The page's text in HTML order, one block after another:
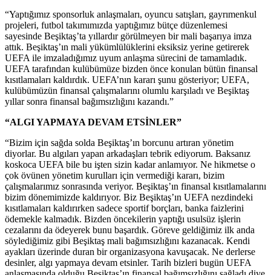
“Yaptığımız sponsorluk anlaşmaları, oyuncu satışları, gayrımenkul
projeleri, futbol takımımızda yaptığımız bütçe düzenlemesi
sayesinde Beşiktaş’ta yıllardır görülmeyen bir mali başarıya imza
attık. Beşiktaş’ın mali yükümlülüklerini eksiksiz yerine getirerek
UEFA ile imzaladığımız uyum anlaşma sürecini de tamamladık.
UEFA tarafından kulübümüze bizden önce konulan bütün finansal
kısıtlamaları kaldırdık. UEFA’nın kararı şunu gösteriyor; UEFA,
kulübümüzün finansal çalışmalarını olumlu karşıladı ve Beşiktaş
yıllar sonra finansal bağımsızlığını kazandı.”
“ALGI YAPMAYA DEVAM ETSİNLER”
“Bizim için sağda solda Beşiktaş’ın borcunu artıran yönetim
diyorlar. Bu algıları yapan arkadaşları tebrik ediyorum. Baksanız
koskoca UEFA bile bu işten sizin kadar anlamıyor. Ne hikmetse o
çok övünen yönetim kurulları için vermediği kararı, bizim
çalışmalarımız sonrasında veriyor. Beşiktaş’ın finansal kısıtlamalarını
bizim dönemimizde kaldırıyor. Biz Beşiktaş’ın UEFA nezdindeki
kısıtlamaları kaldırırken sadece sportif borçları, banka faizlerini
ödemekle kalmadık. Bizden öncekilerin yaptığı usulsüz işlerin
cezalarını da ödeyerek bunu başardık. Göreve geldiğimiz ilk anda
söylediğimiz gibi Beşiktaş mali bağımsızlığını kazanacak. Kendi
ayakları üzerinde duran bir organizasyona kavuşacak. Ne derlerse
desinler, algı yapmaya devam etsinler. Tarih bizleri bugün UEFA